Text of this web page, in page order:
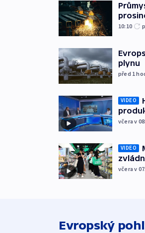
10:10
plynu
před 1
VIDEO
včera v
VIDEO
včera v
Evropský